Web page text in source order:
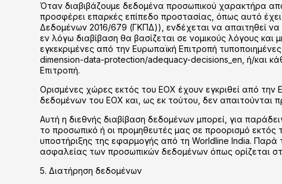
Όταν διαβιβάζουμε δεδομένα προσωπικού χαρακτήρα
προσφέρει επαρκές επίπεδο προστασίας, όπως αυτό
Δεδομένων 2016/679 (ΓΚΠΔ)), ενδέχεται να απαιτηθεί
εν λόγω διαβίβαση θα βασίζεται σε νομικούς λόγους
εγκεκριμένες από την Ευρωπαϊκή Επιτροπή
dimension-data-protection/adequacy-decisions_en, ή/και
Επιτροπή.
Ορισμένες χώρες εκτός του ΕΟΧ έχουν εγκριθεί από
δεδομένων του ΕΟΧ και, ως εκ τούτου, δεν απαιτούνται
Αυτή η διεθνής διαβίβαση δεδομένων μπορεί, για
το προσωπικό ή οι προμηθευτές μας σε προορισμό εκτός
υποστήριξης της εφαρμογής από τη Worldline India. Παρά
ασφαλείας των προσωπικών δεδομένων όπως ορίζεται
5. Διατήρηση δεδομένων